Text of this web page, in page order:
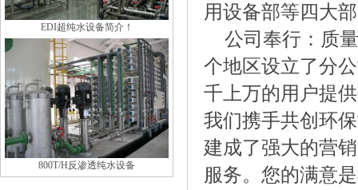
EDI超纯水设备简介！
800T/H反渗透纯水设备
用设备部等四大
公司奉行：质
个地区设立了分
千上万的用户提
我们携手共创环
建成了强大的营
服务。您的满意